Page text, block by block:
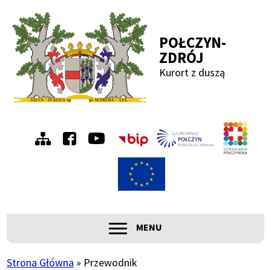
Przejdź
do
menu
Przejdź
do
treści
Przejdź
do
wyszukiwania
Przejdź
do
stopki
POŁCZYN-
ZDRÓJ
Kurort z duszą
Menu
prawe
Główna
nawigacja
ROZWIŃ
MENU
Strona Główna Przewodnik